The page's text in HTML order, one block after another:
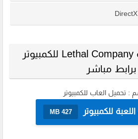
DirectX
تحميل لعبة Lethal Company للكمبيوتر
برابط مباشر
: تحميل العاب للكمبيوتر
للكمبيوتر 427 MB